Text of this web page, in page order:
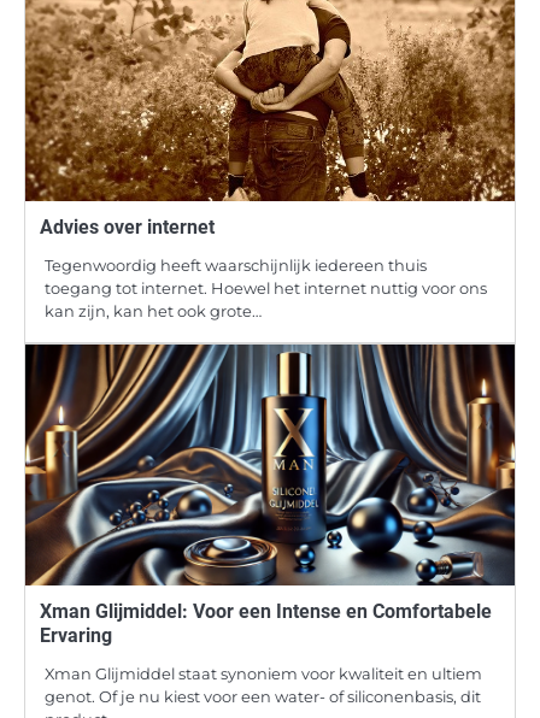
Advies over internet
Tegenwoordig heeft waarschijnlijk iedereen thuis
toegang tot internet. Hoewel het internet nuttig voor ons
kan zijn, kan het ook grote…
Xman Glijmiddel: Voor een Intense en Comfortabele
Ervaring
Xman Glijmiddel staat synoniem voor kwaliteit en ultiem
genot. Of je nu kiest voor een water- of siliconenbasis, dit